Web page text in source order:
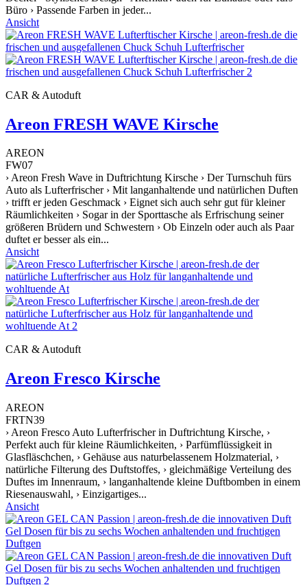
Büro › Passende Farben in jeder...
Ansicht
CAR & Autoduft
Areon FRESH WAVE Kirsche
AREON
FW07
› Areon Fresh Wave in Duftrichtung Kirsche › Der Turnschuh fürs
Auto als Lufterfrischer › Mit langanhaltende und natürlichen Duften
› trifft er jeden Geschmack › Eignet sich auch sehr gut für kleiner
Räumlichkeiten › Sogar in der Sporttasche als Erfrischung seiner
größeren Brüdern und Schwestern › Ob Einzeln oder auch als Paar
duftet er besser als ein...
Ansicht
CAR & Autoduft
Areon Fresco Kirsche
AREON
FRTN39
› Areon Fresco Auto Lufterfrischer in Duftrichtung Kirsche, ›
Perfekt auch für kleine Räumlichkeiten, › Parfümflüssigkeit in
Glasfläschchen, › Gehäuse aus naturbelassenem Holzmaterial, ›
natürliche Filterung des Duftstoffes, › gleichmäßige Verteilung des
Duftes im Innenraum, › langanhaltende kleine Duftbomben in einem
Riesenauswahl, › Einzigartiges...
Ansicht